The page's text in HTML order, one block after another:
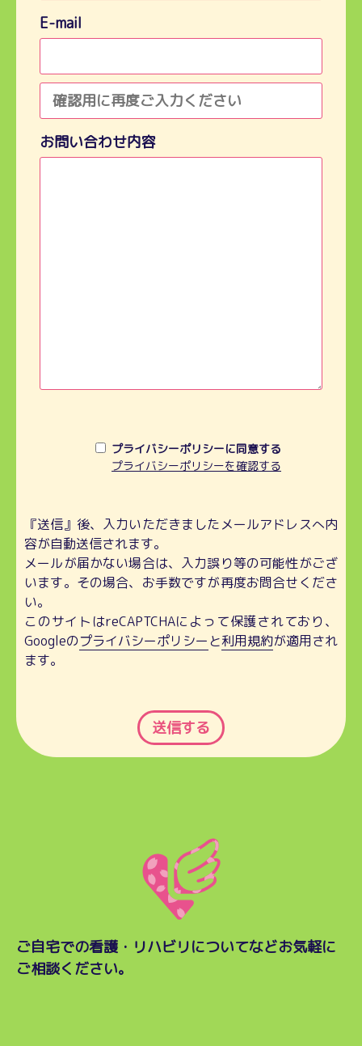
E-mail
お問い合わせ内容
プライバシーポリシーに同意する
プライバシーポリシーを確認する
『送信』後、入力いただきましたメールアドレスへ内
容が自動送信されます。
メールが届かない場合は、入力誤り等の可能性がござ
います。その場合、お手数ですが再度お問合せくださ
い。
このサイトはreCAPTCHAによって保護されており、
Googleのプライバシーポリシーと利用規約が適用され
ます。
ご自宅での看護・リハビリについてなどお気軽に
ご相談ください。